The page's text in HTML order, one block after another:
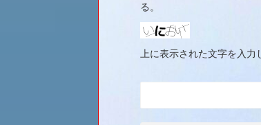
る。
上に表示された文字を入力